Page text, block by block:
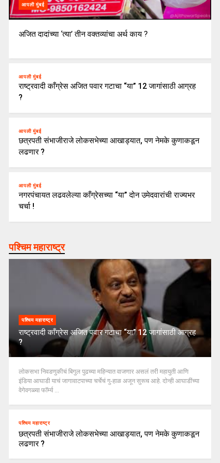
आपली मुंबई
अजित दादांच्या ‘त्या’ तीन वक्तव्यांचा अर्थ काय ?
आपली मुंबई
राष्ट्रवादी काँग्रेस अजित पवार गटाचा “या” 12 जागांसाठी आग्रह
?
आपली मुंबई
छत्रपती संभाजीराजे लोकसभेच्या आखाड्यात, पण नेमके कुणाकडून
लढणार ?
आपली मुंबई
नगरपंचायत लढवलेल्या काँग्रेसच्या “या” दोन उमेदवारांची राज्यभर
चर्चा !
पश्चिम महाराष्ट्र
पश्चिम महाराष्ट्र
राष्ट्रवादी काँग्रेस अजित पवार गटाचा “या” 12 जागांसाठी आग्रह
?
लोकसभा निवडणुकीचं बिगुल पुढच्या महिन्यात वाजणार असलं तरी महायुती आणि
इंडिया आघाडी याचं जागावाटपाच्या चर्चेचं गु-हाळ अजून सुरूच आहे. दोन्ही आघाडींच्या
वेगेवगळ्या फॉर्म्य ...
पश्चिम महाराष्ट्र
छत्रपती संभाजीराजे लोकसभेच्या आखाड्यात, पण नेमके कुणाकडून
लढणार ?